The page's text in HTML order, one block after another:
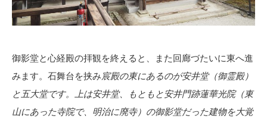
御影堂と心経殿の拝観を終えると、また回廊づたいに東へ進
みます。石舞台を挟み宸殿の東にあるのが安井堂（御霊殿）
と五大堂です。上は安井堂、もともと安井門跡蓮華光院（東
山にあった寺院で、明治に廃寺）の御影堂だった建物を大覚